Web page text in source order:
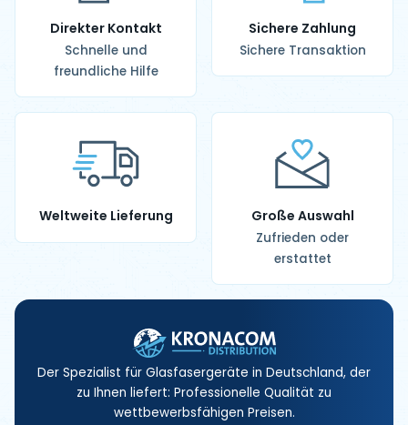
Direkter Kontakt
Schnelle und
freundliche Hilfe
Sichere Zahlung
Sichere Transaktion
Weltweite Lieferung Große Auswahl
Zufrieden oder
erstattet
Der Spezialist für Glasfasergeräte in Deutschland, der
zu Ihnen liefert: Professionelle Qualität zu
wettbewerbsfähigen Preisen.